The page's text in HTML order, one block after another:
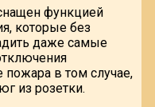
функцией
которые без
даже самые
в том случае,
из розетки.